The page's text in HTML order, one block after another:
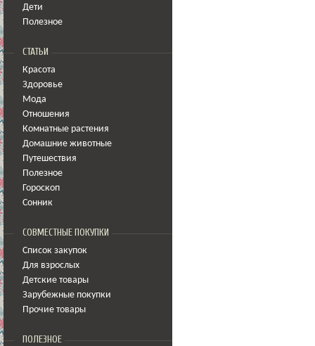
Дети
Полезное
СТАТЬИ
Красота
Здоровье
Мода
Отношения
Комнатные растения
Домашние животные
Путешествия
Полезное
Гороскоп
Сонник
СОВМЕСТНЫЕ ПОКУПКИ
Список закупок
Для взрослых
Детские товары
Зарубежные покупки
Прочие товары
ПОЛЕЗНОЕ